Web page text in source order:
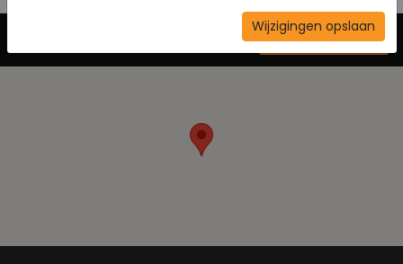
Neem contact op
Wijzigingen opslaan